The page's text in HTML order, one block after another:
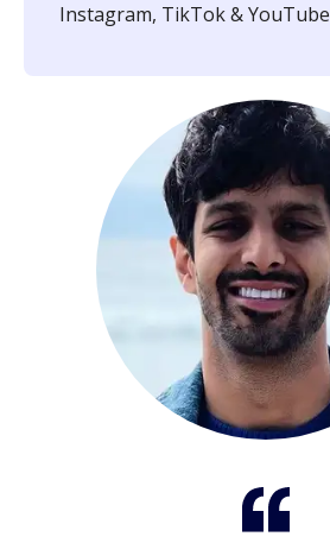
Instagram, TikTok & YouTube